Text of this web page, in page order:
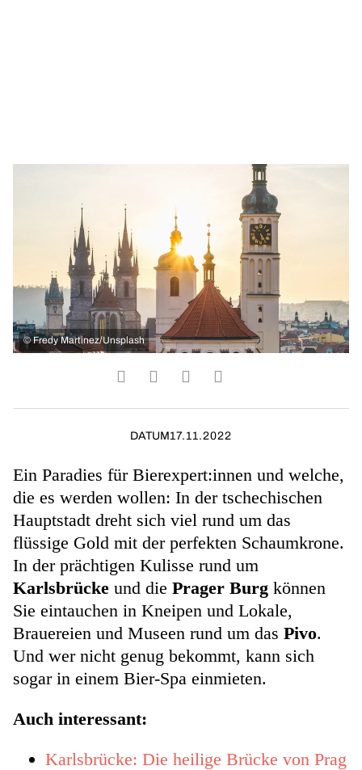
© Fredy Martinez/Unsplash
DATUM17.11.2022
Ein Paradies für Bierexpert:innen und welche,
die es werden wollen: In der tschechischen
Hauptstadt dreht sich viel rund um das
flüssige Gold mit der perfekten Schaumkrone.
In der prächtigen Kulisse rund um
Karlsbrücke und die Prager Burg können
Sie eintauchen in Kneipen und Lokale,
Brauereien und Museen rund um das Pivo.
Und wer nicht genug bekommt, kann sich
sogar in einem Bier-Spa einmieten.
Auch interessant:
Karlsbrücke: Die heilige Brücke von Prag